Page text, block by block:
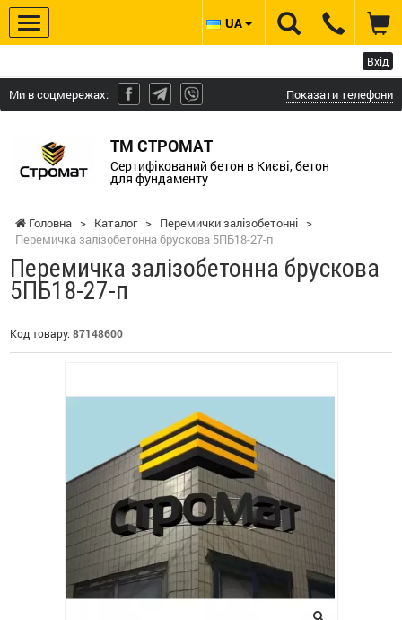
Вхід
Ми в соцмережах: Показати телефони
ТМ СТРОМАТ
Сертифікований бетон в Києві, бетон
для фундаменту
UA
Головна > Каталог > Перемички залізобетонні >
Перемичка залізобетонна брускова 5ПБ18-27-п
Перемичка залізобетонна брускова
5ПБ18-27-п
Код товару: 87148600